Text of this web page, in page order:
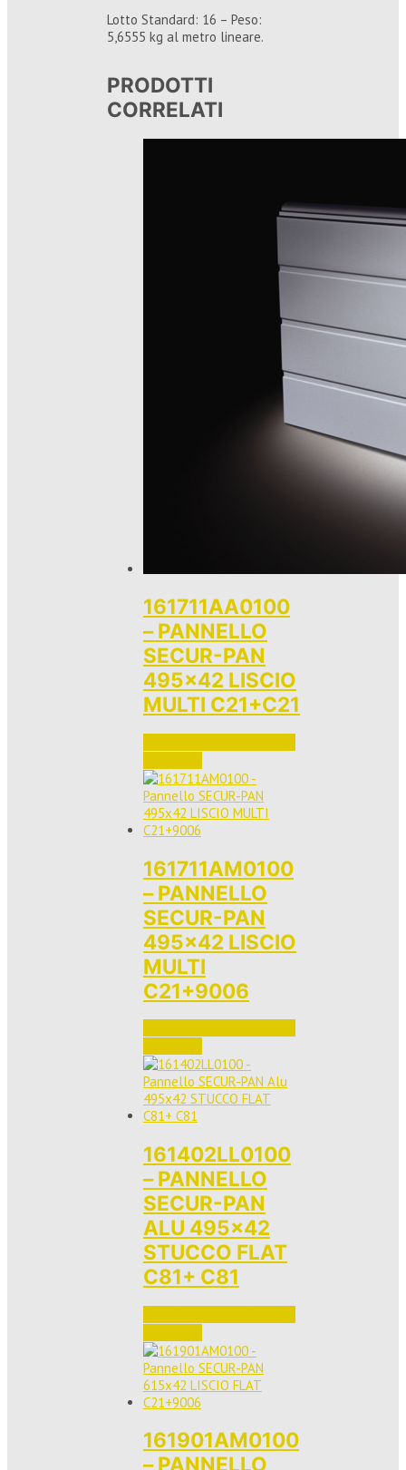
Lotto Standard: 16 – Peso:
5,6555 kg al metro lineare.
PRODOTTI
CORRELATI
161711AA0100
– PANNELLO
SECUR-PAN
495×42 LISCIO
MULTI C21+C21
161711AM0100
– PANNELLO
SECUR-PAN
495×42 LISCIO
MULTI
C21+9006
161402LL0100
– PANNELLO
SECUR-PAN
ALU 495×42
STUCCO FLAT
C81+ C81
161901AM0100
– PANNELLO